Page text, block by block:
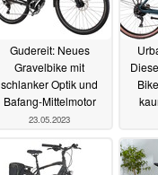
Gudereit: Neues
Gravelbike mit
schlanker Optik und
Bafang-Mittelmotor
23.05.2023